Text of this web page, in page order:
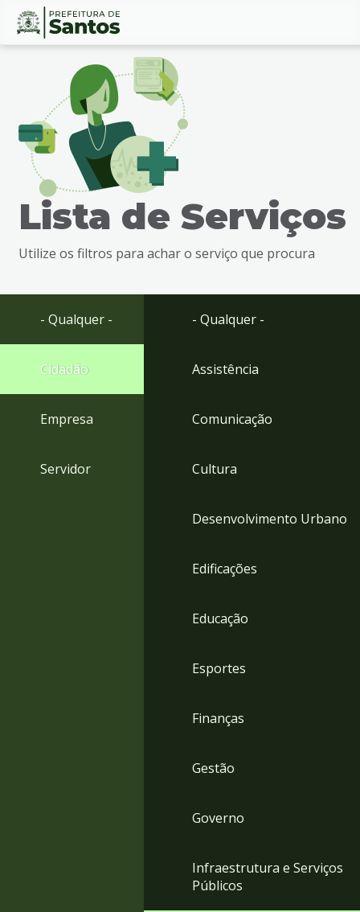
Ir
busca
Ir
rodapé
Conteúdo
Lista de Serviços
Utilize os filtros para achar o serviço que procura
- Qualquer -
Cidadão
Empresa
Servidor
- Qualquer -
Assistência
Comunicação
Cultura
Desenvolvimento Urbano
Edificações
Educação
Esportes
Finanças
Gestão
Governo
Infraestrutura e Serviços
Públicos